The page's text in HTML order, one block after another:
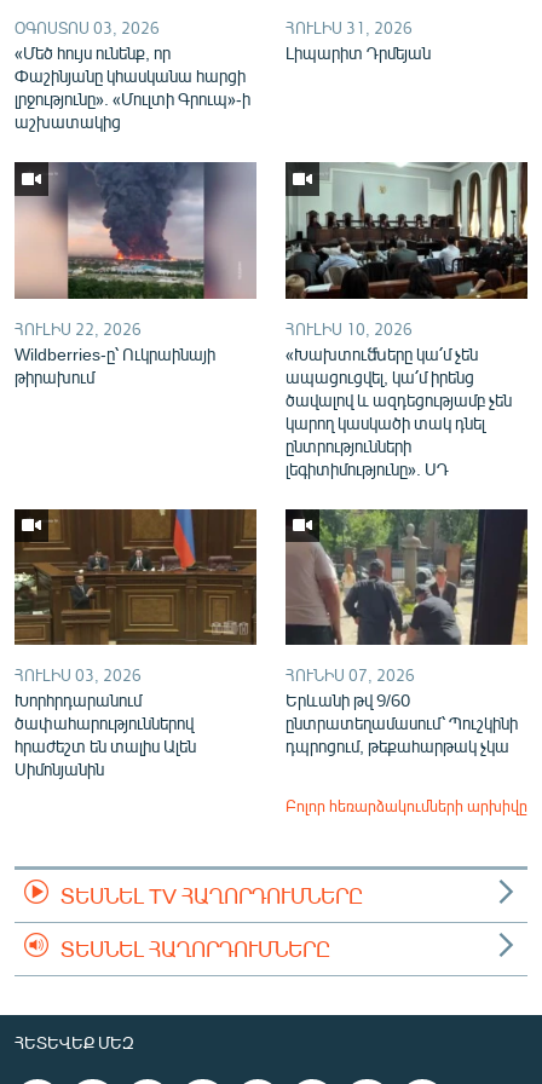
English
Русский
ՀԵՏԵՎԵՔ ՄԵԶ
«Ազատության» բոլոր կայքերը
ՕԳՈՍՏՈՍ 03, 2026
«Մեծ հույս ունենք, որ
Փաշինյանը կհասկանա հարցի
լրջությունը». «Մուլտի Գրուպ»-ի
աշխատակից
ՀՈՒԼԻՍ 31, 2026
Լիպարիտ Դրմեյան
ՀՈՒԼԻՍ 22, 2026
Wildberries-ը՝ Ուկրաինայի
թիրախում
ՀՈՒԼԻՍ 10, 2026
«Խախտուﬓերը կա՛մ չեն
ապացուցվել, կա՛մ իրենց
ծավալով և ազդեցությամբ չեն
կարող կասկածի տակ դնել
ընտրությունների
լեգիտիմությունը». ՍԴ
ՀՈՒԼԻՍ 03, 2026
Խորհրդարանում
ծափահարություններով
հրաժեշտ են տալիս Ալեն
Սիմոնյանին
ՀՈՒՆԻՍ 07, 2026
Երևանի թվ 9/60
ընտրատեղամասում՝ Պուշկինի
դպրոցում, թեքահարթակ չկա
Բոլոր հեռարձակումների արխիվը
ՏԵՍՆԵԼ TV ՀԱՂՈՐԴՈՒՄՆԵՐԸ
ՏԵՍՆԵԼ ՀԱՂՈՐԴՈՒՄՆԵՐԸ
ՀԵՏԵՎԵՔ ՄԵԶ